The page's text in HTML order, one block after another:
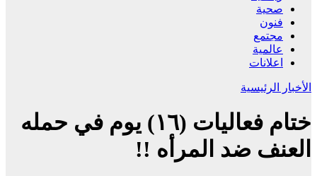
صحية
فنون
مجتمع
عالمية
اعلانات
الأخبار الرئيسية
ختام فعاليات (١٦) يوم في حمله
العنف ضد المرأه !!